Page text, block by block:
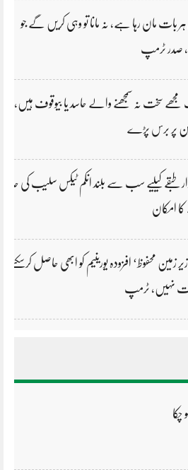
بات مان رہا ہے، نہ مانا تو وہی کریں گے جو
صدر ٹرمپ
مجھے سخت نہ سمجھنے والے حاسد یا بیوقوف ہیں،
پر برس پڑے
طبقے کیلیے سب سے بلند انکم ٹیکس سلیب کی حد
امکان
زمین محفوظ‘ افزودہ یورینیم کو ابھی حاصل کرسکتے
نہیں، ٹرمپ
چکا